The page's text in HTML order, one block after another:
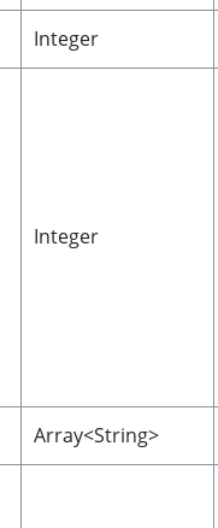
Integer
Integer
Array<String>